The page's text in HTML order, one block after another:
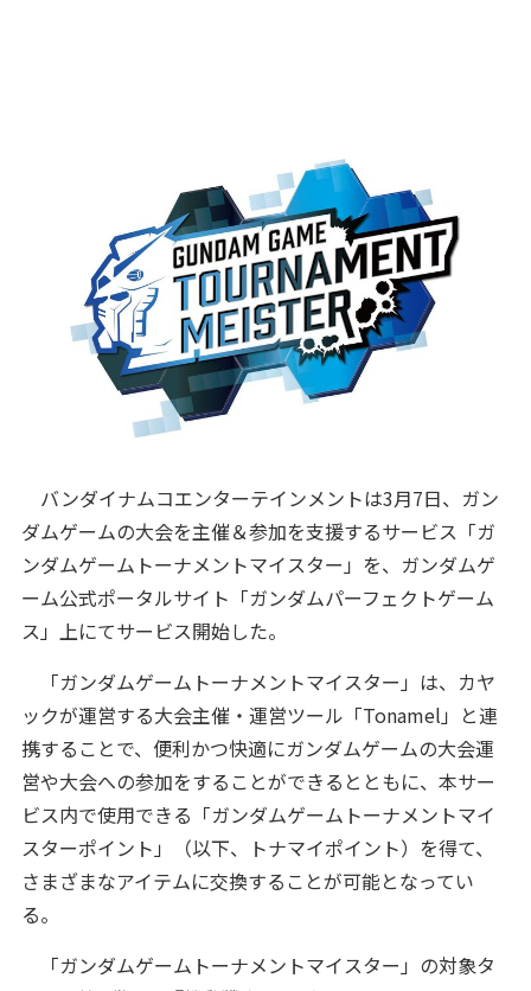
バンダイナムコエンターテインメントは3月7日、ガン
ダムゲームの大会を主催＆参加を支援するサービス「ガ
ンダムゲームトーナメントマイスター」を、ガンダムゲ
ーム公式ポータルサイト「ガンダムパーフェクトゲーム
ス」上にてサービス開始した。
「ガンダムゲームトーナメントマイスター」は、カヤ
ックが運営する大会主催・運営ツール「Tonamel」と連
携することで、便利かつ快適にガンダムゲームの大会運
営や大会への参加をすることができるとともに、本サー
ビス内で使用できる「ガンダムゲームトーナメントマイ
スターポイント」（以下、トナマイポイント）を得て、
さまざまなアイテムに交換することが可能となってい
る。
「ガンダムゲームトーナメントマイスター」の対象タ